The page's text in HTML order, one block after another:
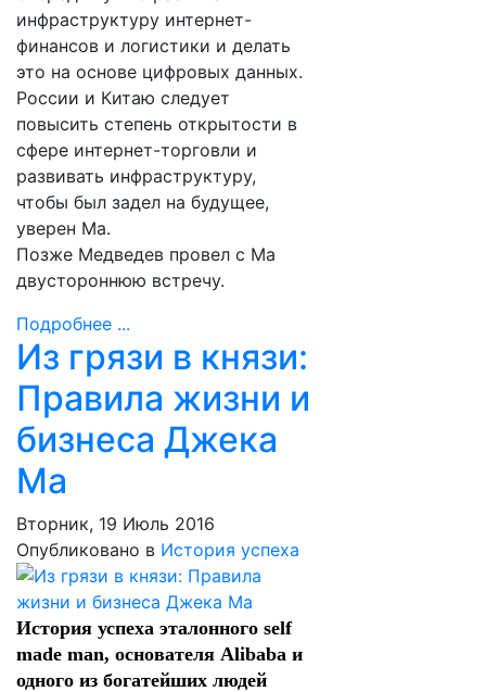
инфраструктуру интернет-
финансов и логистики и делать
это на основе цифровых данных.
России и Китаю следует
повысить степень открытости в
сфере интернет-торговли и
развивать инфраструктуру,
чтобы был задел на будущее,
уверен Ма.
Позже Медведев провел с Ма
двустороннюю встречу.
Подробнее ...
Из грязи в князи:
Правила жизни и
бизнеса Джека
Ма
Вторник, 19 Июль 2016
Опубликовано в История успеха
История успеха эталонного self
made man, основателя Alibaba и
одного из богатейших людей